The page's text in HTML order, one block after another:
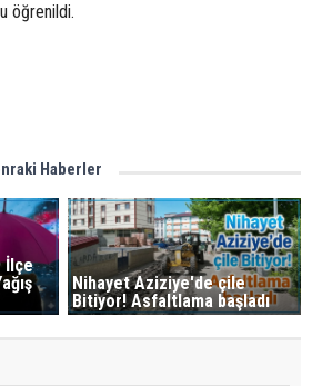
öğrenildi.
Haberler
İlçe
Nihayet Aziziye'de çile
Bitiyor! Asfaltlama başladı